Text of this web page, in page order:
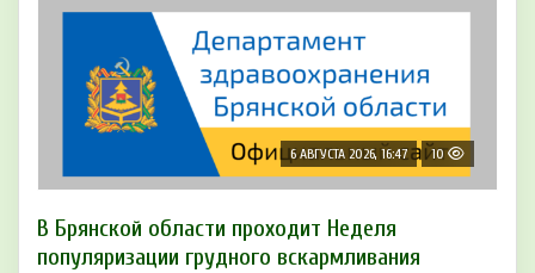
6 АВГУСТА 2026, 16:47 10
В Брянской области проходит Неделя
популяризации грудного вскармливания